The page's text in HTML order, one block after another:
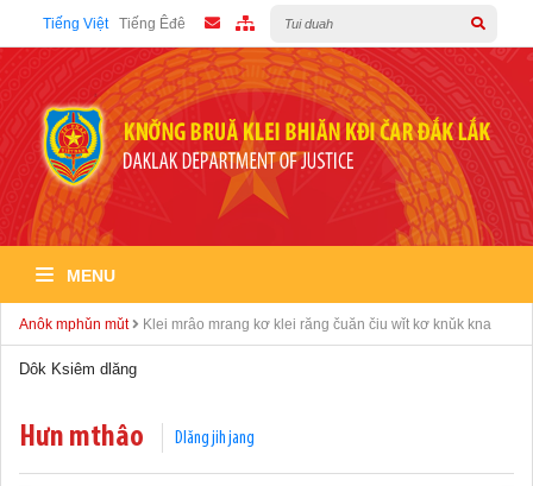
Tiếng Việt Tiếng Êđê
MENU
Anôk mphǔn mǔt Klei mrâo mrang kơ klei răng čuăn čiu wǐt kơ knǔk kna
Dôk Ksiêm dlăng
Hưn mthâo Dlăng jih jang
Ra mắt hệ thống đóng góp trực tuyến của Tiểu ban Vận động và
Đắk Lắk có 519 thôn, buôn đặc biệt khó khăn giai đoạn 2121- 2025